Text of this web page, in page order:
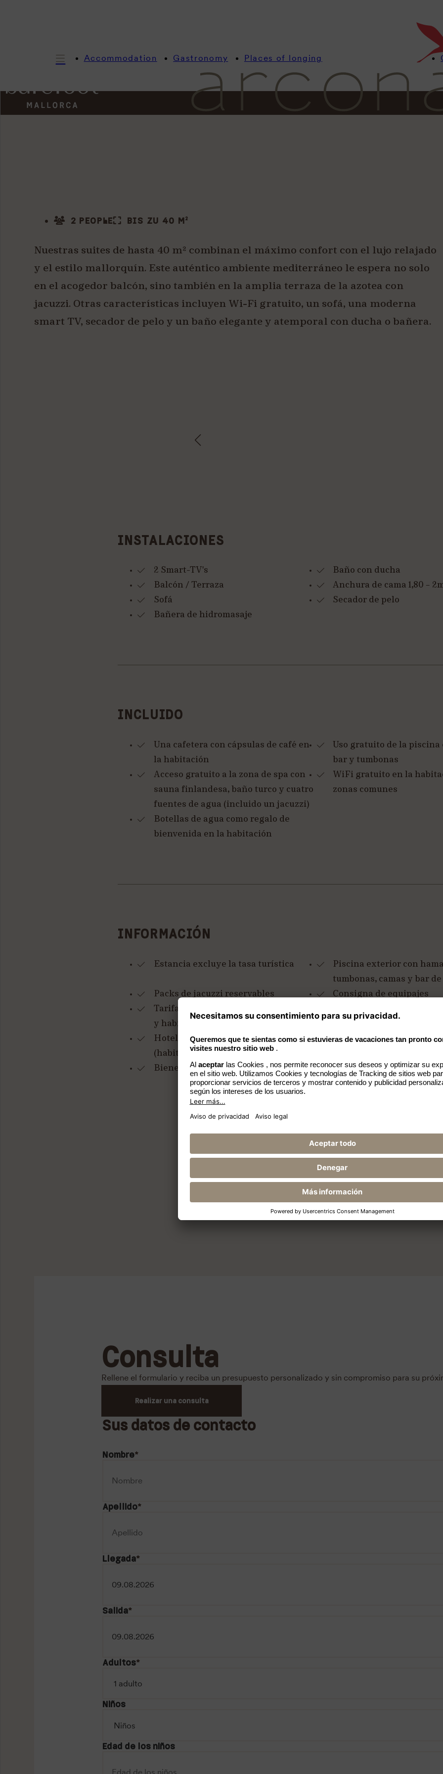
Accommodation Gastronomy Places of longing
2 PEOPLE BIS ZU 40 M²
Nuestras suites de hasta 40 m² combinan el máximo confort con el lujo relajado
y el estilo mallorquín. Este auténtico ambiente mediterráneo le espera no solo
en el acogedor balcón, sino también en la amplia terraza de la azotea con
jacuzzi. Otras características incluyen Wi-Fi gratuito, un sofá, una moderna
smart TV, secador de pelo y un baño elegante y atemporal con ducha o bañera.
INSTALACIONES
2 Smart-TV's
Baño con ducha
Balcón / Terraza
Anchura de cama 1,80 –
Sofá
Secador de pelo
Bañera de hidromasaje
INCLUIDO
Una cafetera con cápsulas de café en
la habitación
Uso gratuito de la
bar y tumbonas
Acceso gratuito a la zona de spa con
sauna finlandesa, baño turco y cuatro
fuentes de agua (incluido un jacuzzi)
WiFi gratuito en la
zonas comunes
Botellas de agua como regalo de
bienvenida en la habitación
INFORMACIÓN
Estancia excluye la tasa turística
Piscina exterior con
tumbonas, camas y bar
Packs de jacuzzi reservables
Consigna de equipajes
Tarifa para perros (25,00 € por noche
y habitación)
Hotel para no fumadores
(habitaciones y balcón)
Restaurantes con terraza
Bienestar con hammam y masajes
Algunas habitaciones y
balcón, terraza y jacuzzi
Consulta
Rellene el formulario y reciba un presupuesto personalizado y sin compromiso para su
Realizar una consulta
Sus datos de contacto
Nombre*
Apellido*
Llegada*
Salida*
Adultos*
Niños
Edad de los niños